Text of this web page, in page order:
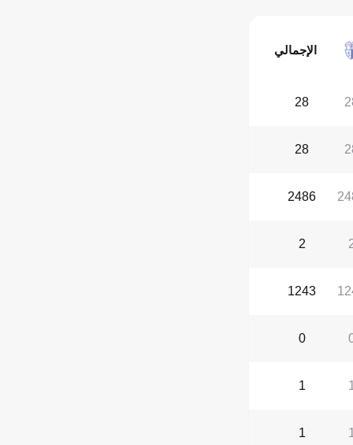
الإجمالي
28
28
2486
2
1243
0
1
1
1
1